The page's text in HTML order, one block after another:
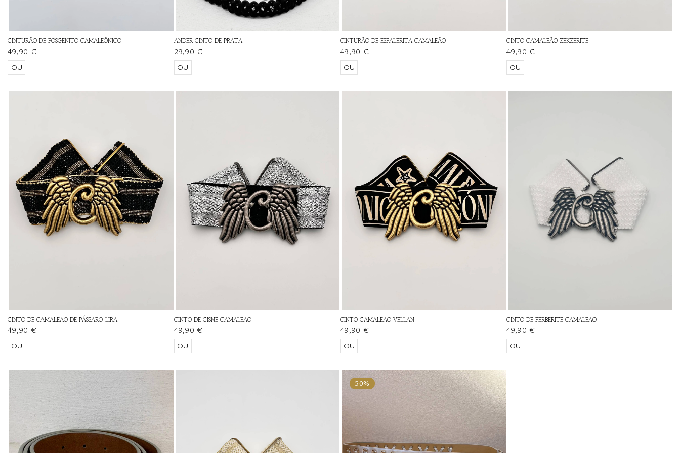
CINTURÃO DE FOSGENITO CAMALEÔNICO
49,90 €
OU
ANDER CINTO DE PRATA
29,90 €
OU
CINTURÃO DE ESFALERITA CAMALEÃO
49,90 €
OU
CINTO CAMALEÃO ZEKZERITE
49,90 €
OU
CINTO DE CAMALEÃO DE PÁSSARO-LIRA
49,90 €
OU
CINTO DE CISNE CAMALEÃO
49,90 €
OU
CINTO CAMALEÃO VELLAN
49,90 €
OU
CINTO DE FERBERITE CAMALEÃO
49,90 €
OU
50%